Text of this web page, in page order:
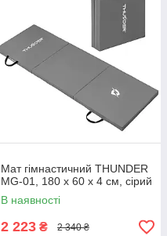
Мат гімнастичний THUNDER
MG-01, 180 х 60 х 4 см, сірий
В наявності
2 223 ₴ 2 340 ₴